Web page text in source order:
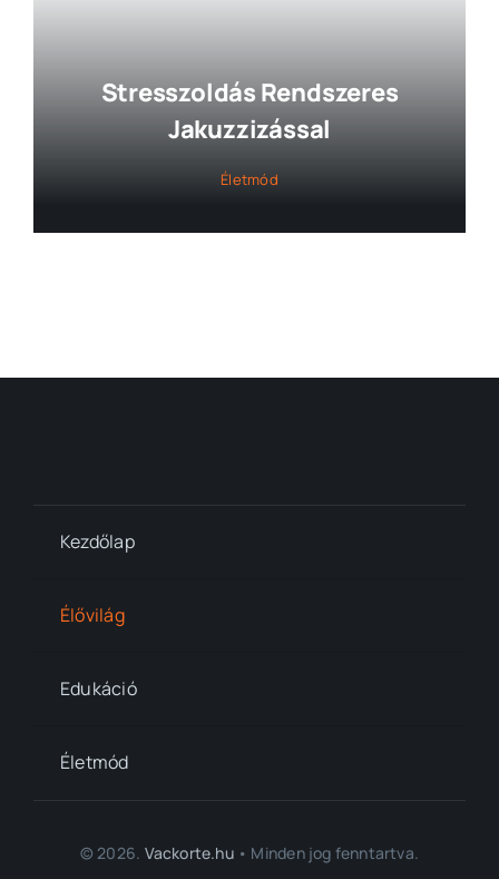
Stresszoldás Rendszeres
Jakuzzizással
Életmód
Kezdőlap
Élővilág
Edukáció
Életmód
© 2026. Vackorte.hu• Minden jog fenntartva.